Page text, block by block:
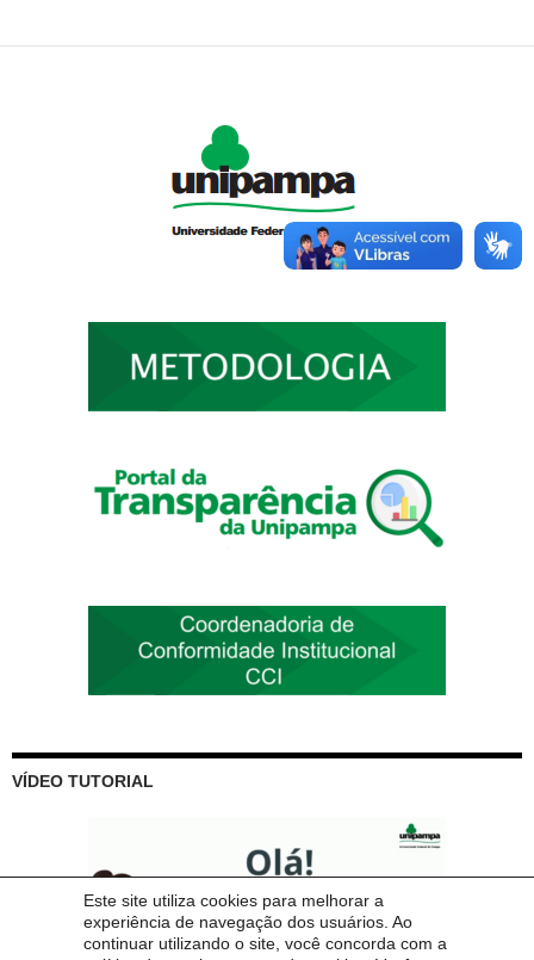
Este site utiliza cookies para melhorar a
experiência de navegação dos usuários. Ao
continuar utilizando o site, você concorda com a
VÍDEO TUTORIAL